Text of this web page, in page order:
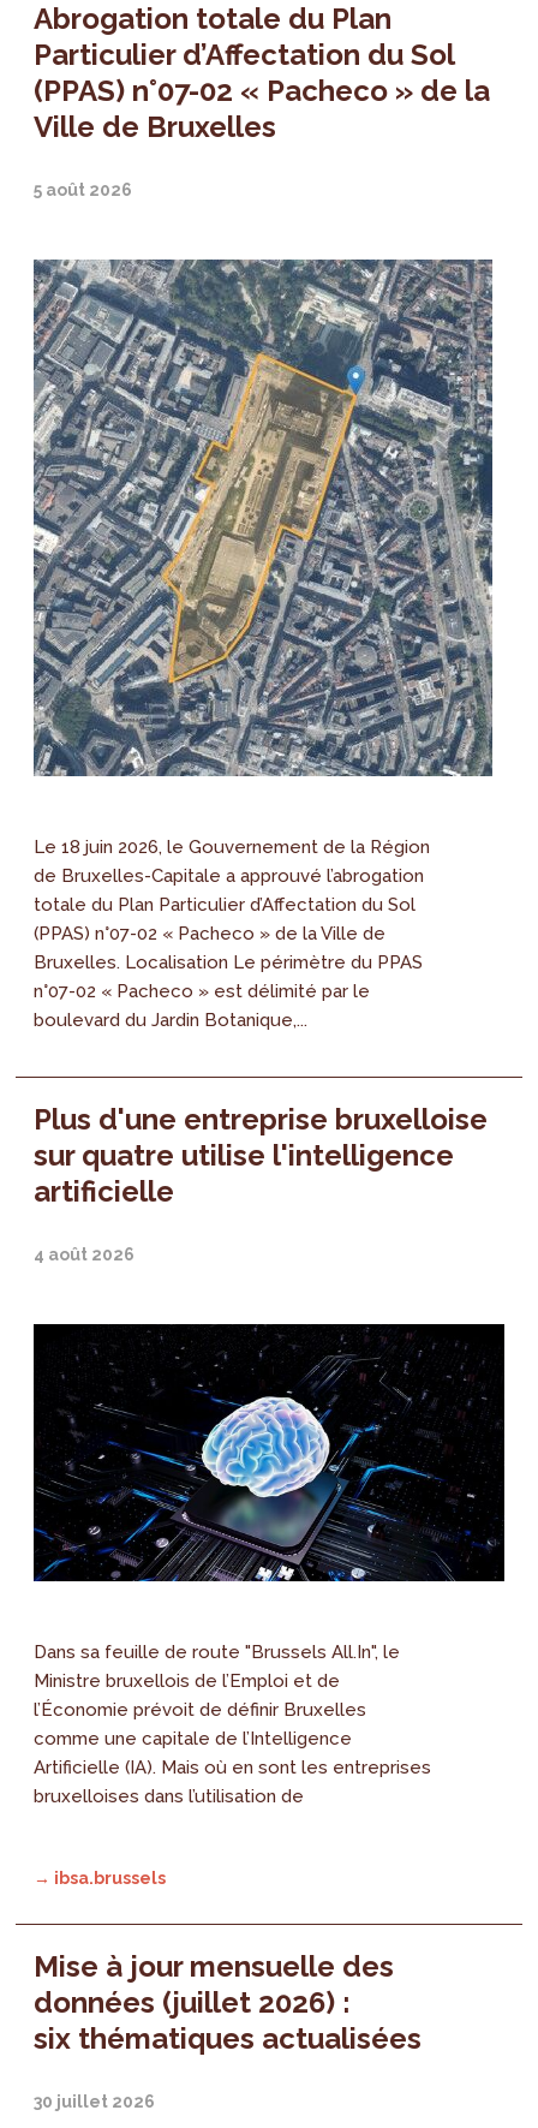
Abrogation totale du Plan
Particulier d’Affectation du Sol
(PPAS) n°07-02 « Pacheco » de la
Ville de Bruxelles
5 août 2026
Le 18 juin 2026, le Gouvernement de la Région
de Bruxelles-Capitale a approuvé l’abrogation
totale du Plan Particulier d’Affectation du Sol
(PPAS) n°07-02 « Pacheco » de la Ville de
Bruxelles. Localisation Le périmètre du PPAS
n°07-02 « Pacheco » est délimité par le
boulevard du Jardin Botanique,...
Plus d'une entreprise bruxelloise
sur quatre utilise l'intelligence
artificielle
4 août 2026
Dans sa feuille de route "Brussels All.In", le
Ministre bruxellois de l’Emploi et de
l’Économie prévoit de définir Bruxelles
comme une capitale de l’Intelligence
Artificielle (IA). Mais où en sont les entreprises
bruxelloises dans l’utilisation de
→ ibsa.brussels
Mise à jour mensuelle des
données (juillet 2026) :
six thématiques actualisées
30 juillet 2026